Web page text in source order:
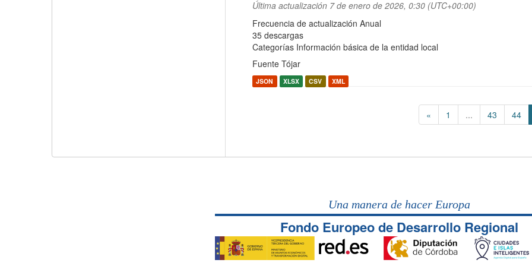
Última actualización 7 de enero de 2026, 0:30 (UTC+00:00)
Frecuencia de actualización Anual
35 descargas
Categorías Información básica de la entidad local
Fuente Tójar
JSON XLSX CSV XML
« 1 ... 43 44
Una manera de hacer Europa
Fondo Europeo de Desarrollo Regional